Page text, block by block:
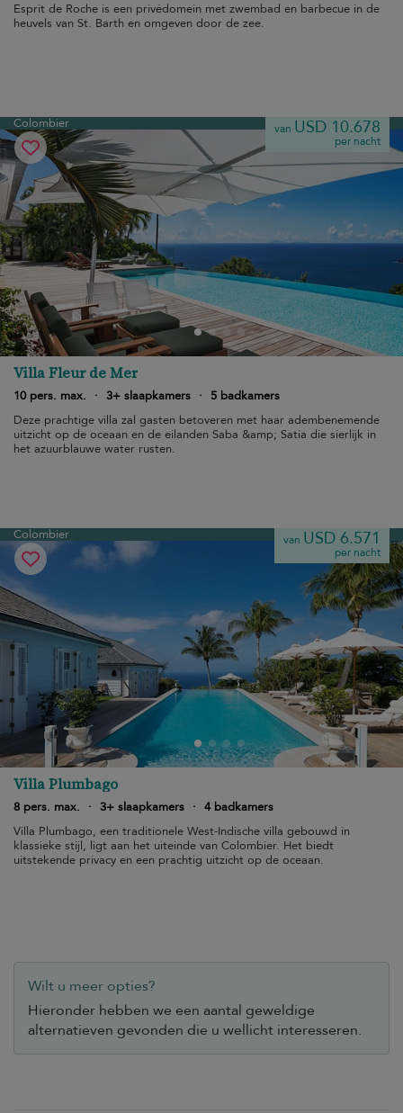
Esprit de Roche is een privédomein met zwembad en barbecue in de
heuvels van St. Barth en omgeven door de zee.
Colombier van USD 10.678
per nacht
Villa Fleur de Mer
10 pers. max. · 3+ slaapkamers ·
5 badkamers
Deze prachtige villa zal gasten betoveren met haar adembenemende
uitzicht op de oceaan en de eilanden Saba &amp; Satia die sierlijk in
het azuurblauwe water rusten.
Colombier van USD 6.571
per nacht
Villa Plumbago
8 pers. max. · 3+ slaapkamers · 4 badkamers
Villa Plumbago, een traditionele West-Indische villa gebouwd in
klassieke stijl, ligt aan het uiteinde van Colombier. Het biedt
uitstekende privacy en een prachtig uitzicht op de oceaan.
Wilt u meer opties?
Hieronder hebben we een aantal geweldige
alternatieven gevonden die u wellicht interesseren.